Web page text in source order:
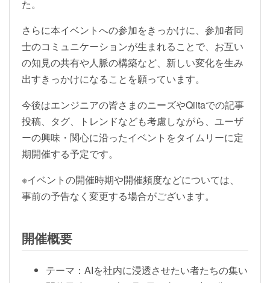
た。
さらに本イベントへの参加をきっかけに、参加者同
士のコミュニケーションが生まれることで、お互い
の知見の共有や人脈の構築など、新しい変化を生み
出すきっかけになることを願っています。
今後はエンジニアの皆さまのニーズやQiitaでの記事
投稿、タグ、トレンドなども考慮しながら、ユーザ
ーの興味・関心に沿ったイベントをタイムリーに定
期開催する予定です。
※イベントの開催時期や開催頻度などについては、
事前の予告なく変更する場合がございます。
開催概要
テーマ：AIを社内に浸透させたい者たちの集い